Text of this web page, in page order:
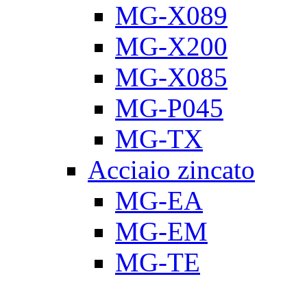
MG-X089
MG-X200
MG-X085
MG-P045
MG-TX
Acciaio zincato
MG-EA
MG-EM
MG-TE